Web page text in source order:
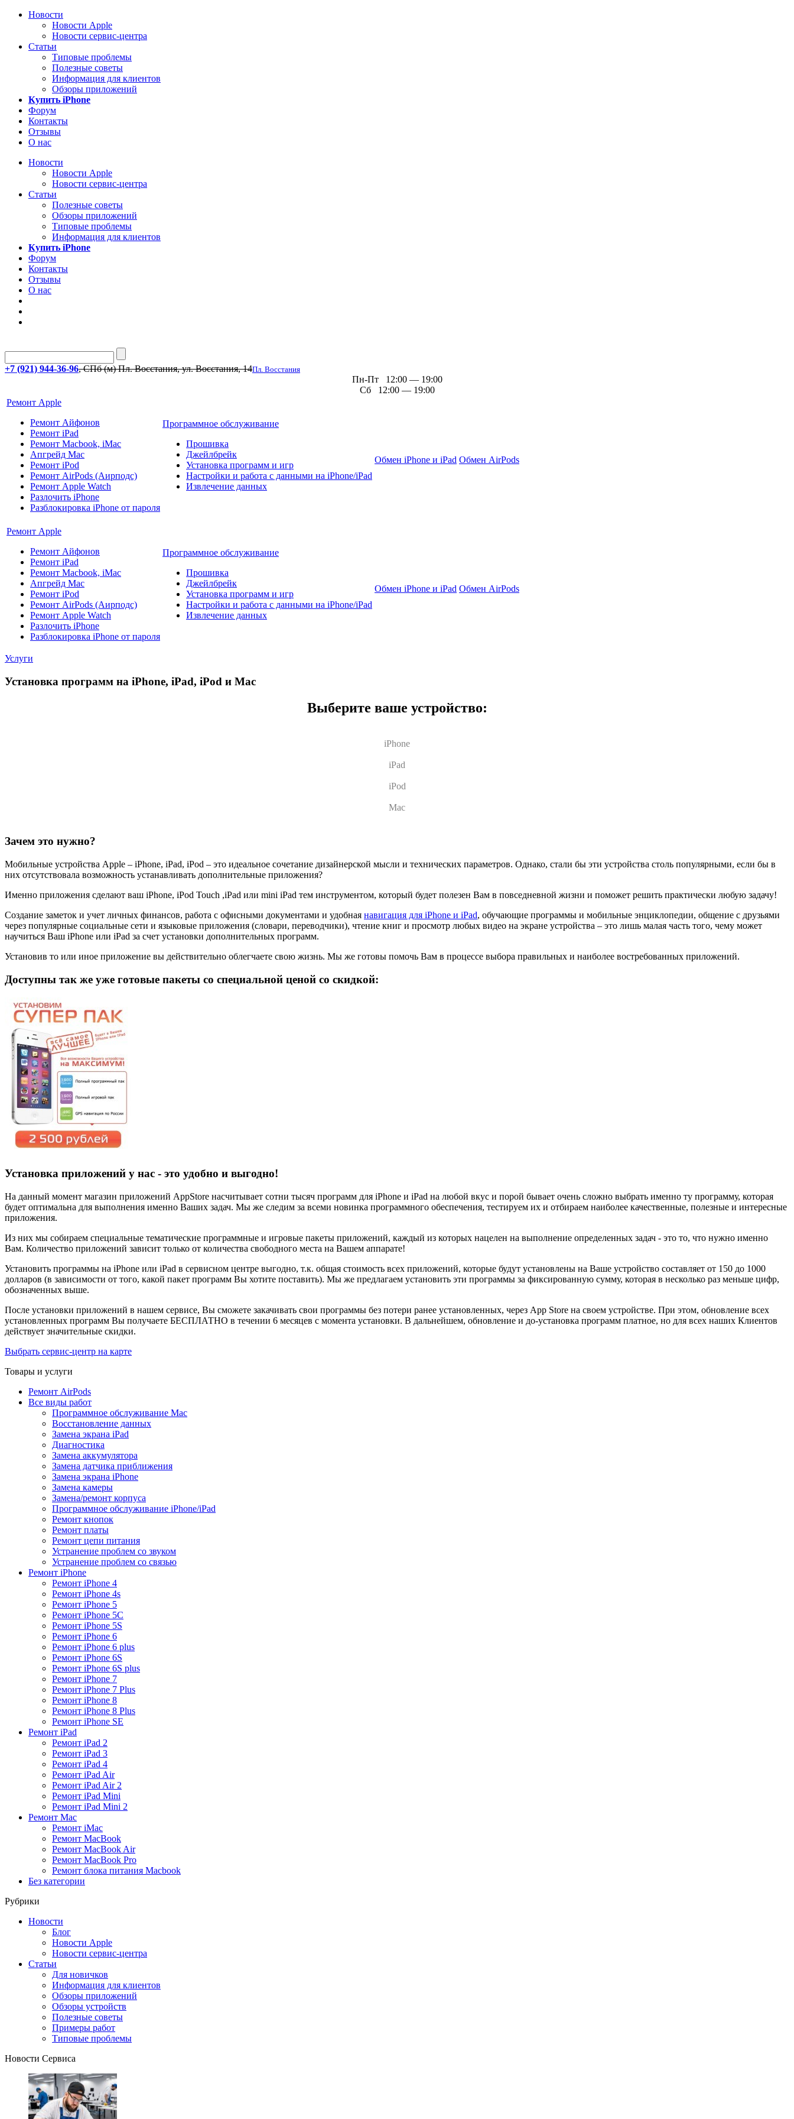
Новости
Новости Apple
Новости сервис-центра
Статьи
Типовые проблемы
Полезные советы
Информация для клиентов
Обзоры приложений
Купить iPhone
Форум
Контакты
Отзывы
О нас
Новости
Новости Apple
Новости сервис-центра
Статьи
Полезные советы
Обзоры приложений
Типовые проблемы
Информация для клиентов
Купить iPhone
Форум
Контакты
Отзывы
О нас
+7 (921) 944-36-96, СПб (м) Пл. Восстания, ул. Восстания, 14Пл. Восстания
Пн-Пт 12:00 — 19:00
Сб 12:00 — 19:00
Ремонт Apple
Ремонт Айфонов
Ремонт iPad
Ремонт Macbook, iMac
Апгрейд Mac
Ремонт iPod
Ремонт AirPods (Аирподс)
Ремонт Apple Watch
Разлочить iPhone
Разблокировка iPhone от пароля
Программное обслуживание
Прошивка
Джейлбрейк
Установка программ и игр
Настройки и работа с данными на iPhone/iPad
Извлечение данных
Обмен iPhone и iPad Обмен AirPods
Ремонт Apple
Ремонт Айфонов
Ремонт iPad
Ремонт Macbook, iMac
Апгрейд Mac
Ремонт iPod
Ремонт AirPods (Аирподс)
Ремонт Apple Watch
Разлочить iPhone
Разблокировка iPhone от пароля
Программное обслуживание
Прошивка
Джейлбрейк
Установка программ и игр
Настройки и работа с данными на iPhone/iPad
Извлечение данных
Обмен iPhone и iPad Обмен AirPods
Услуги
Установка программ на iPhone, iPad, iPod и Mac
Выберите ваше устройство:
iPhone
iPad
iPod
Mac
Зачем это нужно?
Мобильные устройства Apple – iPhone, iPad, iPod – это идеальное сочетание дизайнерской мысли и технических параметров. Однако, стали бы эти устройства столь популярными, если бы в
них отсутствовала возможность устанавливать дополнительные приложения?
Именно приложения сделают ваш iPhone, iPod Touch ,iPad или mini iPad тем инструментом, который будет полезен Вам в повседневной жизни и поможет решить практически любую задачу!
Создание заметок и учет личных финансов, работа с офисными документами и удобная навигация для iPhone и iPad, обучающие программы и мобильные энциклопедии, общение с друзьями
через популярные социальные сети и языковые приложения (словари, переводчики), чтение книг и просмотр любых видео на экране устройства – это лишь малая часть того, чему может
научиться Ваш iPhone или iPad за счет установки дополнительных программ.
Установив то или иное приложение вы действительно облегчаете свою жизнь. Мы же готовы помочь Вам в процессе выбора правильных и наиболее востребованных приложений.
Доступны так же уже готовые пакеты со специальной ценой со скидкой:
Установка приложений у нас - это удобно и выгодно!
На данный момент магазин приложений AppStore насчитывает сотни тысяч программ для iPhone и iPad на любой вкус и порой бывает очень сложно выбрать именно ту программу, которая
будет оптимальна для выполнения именно Ваших задач. Мы же следим за всеми новинка программного обеспечения, тестируем их и отбираем наиболее качественные, полезные и интересные
приложения.
Из них мы собираем специальные тематические программные и игровые пакеты приложений, каждый из которых нацелен на выполнение определенных задач - это то, что нужно именно
Вам. Количество приложений зависит только от количества свободного места на Вашем аппарате!
Установить программы на iPhone или iPad в сервисном центре выгодно, т.к. общая стоимость всех приложений, которые будут установлены на Ваше устройство составляет от 150 до 1000
долларов (в зависимости от того, какой пакет программ Вы хотите поставить). Мы же предлагаем установить эти программы за фиксированную сумму, которая в несколько раз меньше цифр,
обозначенных выше.
После установки приложений в нашем сервисе, Вы сможете закачивать свои программы без потери ранее установленных, через App Store на своем устройстве. При этом, обновление всех
установленных программ Вы получаете БЕСПЛАТНО в течении 6 месяцев с момента установки. В дальнейшем, обновление и до-установка программ платное, но для всех наших Клиентов
действует значительные скидки.
Выбрать сервис-центр на карте
Товары и услуги
Ремонт AirPods
Все виды работ
Программное обслуживание Mac
Восстановление данных
Замена экрана iPad
Диагностика
Замена аккумулятора
Замена датчика приближения
Замена экрана iPhone
Замена камеры
Замена/ремонт корпуса
Программное обслуживание iPhone/iPad
Ремонт кнопок
Ремонт платы
Ремонт цепи питания
Устранение проблем со звуком
Устранение проблем со связью
Ремонт iPhone
Ремонт iPhone 4
Ремонт iPhone 4s
Ремонт iPhone 5
Ремонт iPhone 5C
Ремонт iPhone 5S
Ремонт iPhone 6
Ремонт iPhone 6 plus
Ремонт iPhone 6S
Ремонт iPhone 6S plus
Ремонт iPhone 7
Ремонт iPhone 7 Plus
Ремонт iPhone 8
Ремонт iPhone 8 Plus
Ремонт iPhone SE
Ремонт iPad
Ремонт iPad 2
Ремонт iPad 3
Ремонт iPad 4
Ремонт iPad Air
Ремонт iPad Air 2
Ремонт iPad Mini
Ремонт iPad Mini 2
Ремонт Mac
Ремонт iMac
Ремонт MacBook
Ремонт MacBook Air
Ремонт MacBook Pro
Ремонт блока питания Macbook
Без категории
Рубрики
Новости
Блог
Новости Apple
Новости сервис-центра
Статьи
Для новичков
Информация для клиентов
Обзоры приложений
Обзоры устройств
Полезные советы
Примеры работ
Типовые проблемы
Новости Сервиса